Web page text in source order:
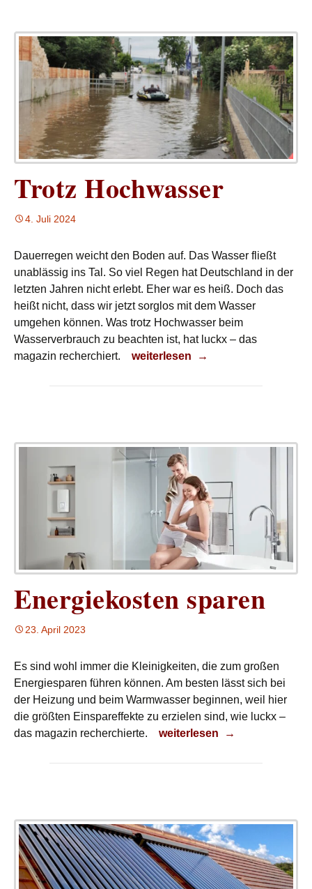
Trotz Hochwasser
4. Juli 2024
Dauerregen weicht den Boden auf. Das Wasser fließt
unablässig ins Tal. So viel Regen hat Deutschland in der
letzten Jahren nicht erlebt. Eher war es heiß. Doch das
heißt nicht, dass wir jetzt sorglos mit dem Wasser
umgehen können. Was trotz Hochwasser beim
Wasserverbrauch zu beachten ist, hat luckx – das
magazin recherchiert.
Trotz Hochwasser
weiterlesen →
Energiekosten sparen
23. April 2023
Es sind wohl immer die Kleinigkeiten, die zum großen
Energiesparen führen können. Am besten lässt sich bei
der Heizung und beim Warmwasser beginnen, weil hier
die größten Einspareffekte zu erzielen sind, wie luckx –
das magazin recherchierte.
Energiekosten sparen
weiterlesen →